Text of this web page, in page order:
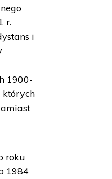
r.
i
1900-
których
roku
1984